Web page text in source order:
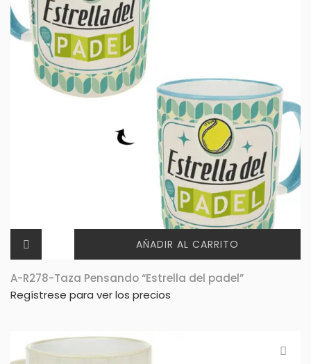
AÑADIR AL CARRITO
A-R278-Taza Pensando “Estrella del padel”
Regístrese para ver los precios